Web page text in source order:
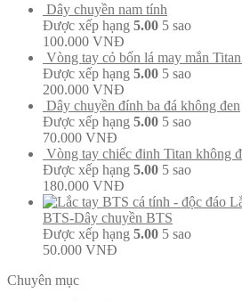
Dây chuyền nam tính
Được xếp hạng 5.00 5 sao
100.000 VNĐ
Vòng tay cỏ bốn lá may mắn
Được xếp hạng 5.00 5 sao
200.000 VNĐ
Dây chuyền đính ba đá không đen
Được xếp hạng 5.00 5 sao
70.000 VNĐ
Vòng tay chiếc đinh Titan không
Được xếp hạng 5.00 5 sao
180.000 VNĐ
BTS-Dây chuyền BTS
Được xếp hạng 5.00 5 sao
50.000 VNĐ
Chuyên mục